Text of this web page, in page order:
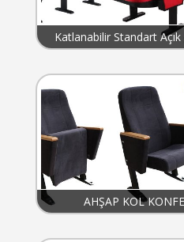
Katlanabilir Standart
AHŞAP KOL